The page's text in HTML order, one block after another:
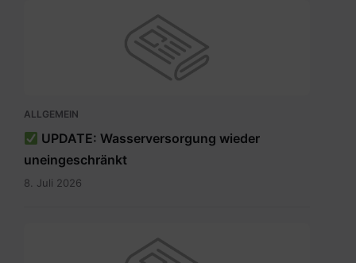
ALLGEMEIN
UPDATE: Wasserversorgung wieder
uneingeschränkt
8. Juli 2026